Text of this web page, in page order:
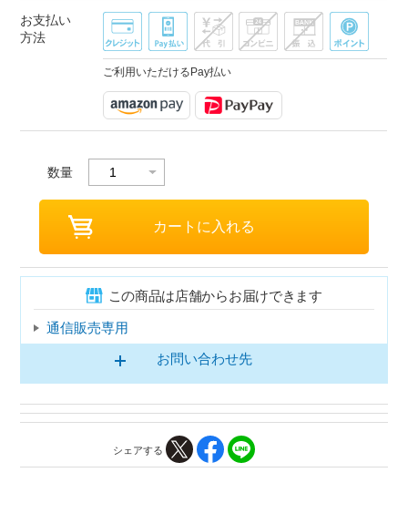
お支払い
方法
ご利用いただけるPay払い
数量
この商品は店舗からお届けできます
通信販売専用
お問い合わせ先
シェアする